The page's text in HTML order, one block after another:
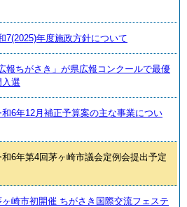
年度施政方針について
ちがさき」が県広報コンクールで最優
選
6年12月補正予算案の主な事業につい
6年第4回茅ヶ崎市議会定例会提出予定
崎市初開催 ちがさき国際交流フェステ